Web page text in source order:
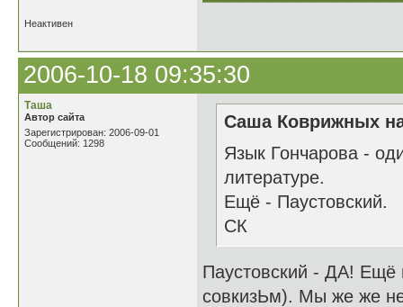
Неактивен
2006-10-18 09:35:30
Таша
Автор сайта
Зарегистрирован: 2006-09-01
Сообщений: 1298
Саша Коврижных
Язык Гончарова -
литературе.
Ещё - Паустовский.
СК
Паустовский - ДА! Ещё
совкизЬм). Мы же же